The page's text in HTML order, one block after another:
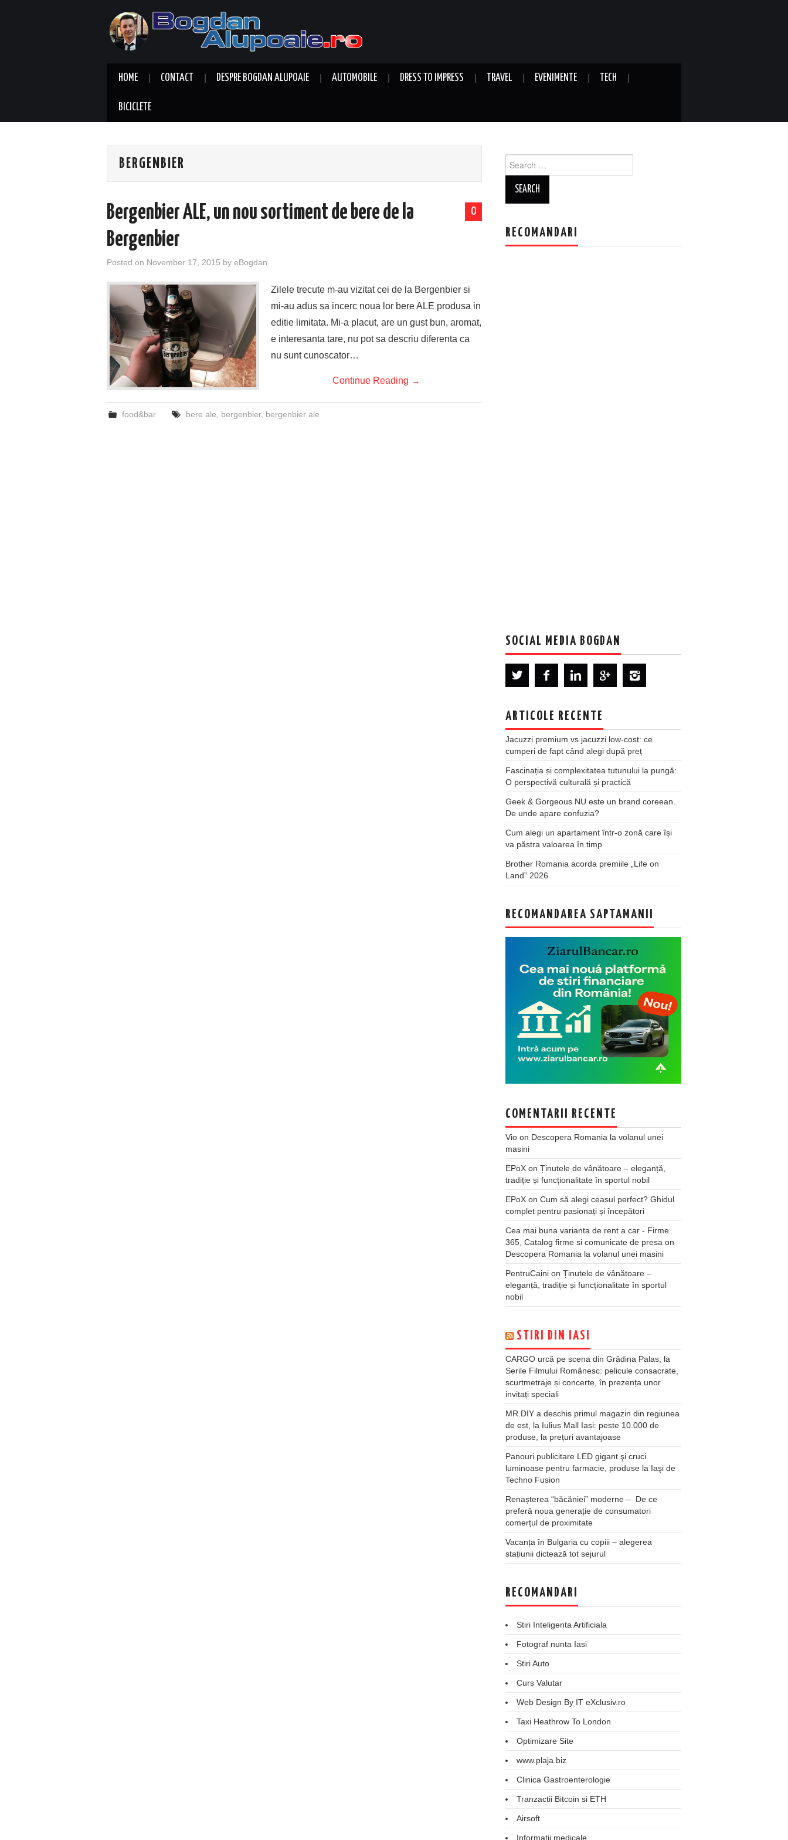
HOME CONTACT DESPRE BOGDAN ALUPOAIE AUTOMOBILE DRESS TO IMPRESS TRAVEL EVENIMENTE TECH
BICICLETE
BERGENBIER
0
Bergenbier ALE, un nou sortiment de bere de la
Bergenbier
Posted on November 17, 2015 by eBogdan
Zilele trecute m-au vizitat cei de la Bergenbier si
mi-au adus sa incerc noua lor bere ALE produsa in
editie limitata. Mi-a placut, are un gust bun, aromat,
e interesanta tare, nu pot sa descriu diferenta ca
nu sunt cunoscator…
Continue Reading →
food&bar bere ale bergenbier, bergenbier ale
for:
RECOMANDARI
SOCIAL MEDIA BOGDAN
ARTICOLE RECENTE
Jacuzzi premium vs jacuzzi low-cost: ce
cumperi de fapt când alegi după preț
Fascinația și complexitatea tutunului la pungă:
O perspectivă culturală și practică
Geek & Gorgeous NU este un brand coreean.
De unde apare confuzia?
Cum alegi un apartament într-o zonă care își
va păstra valoarea în timp
Brother Romania acorda premiile „Life on
Land” 2026
RECOMANDAREA SAPTAMANII
COMENTARII RECENTE
Vio on Descopera Romania la volanul unei
masini
EPoX on Ținutele de vânătoare – eleganță,
tradiție și funcționalitate în sportul nobil
EPoX on Cum să alegi ceasul perfect? Ghidul
complet pentru pasionați și începători
Cea mai buna varianta de rent a car - Firme
365, Catalog firme si comunicate de presa on
Descopera Romania la volanul unei masini
PentruCaini on Ținutele de vânătoare –
eleganță, tradiție și funcționalitate în sportul
nobil
STIRI DIN IASI
CARGO urcă pe scena din Grădina Palas, la
Serile Filmului Românesc: pelicule consacrate,
scurtmetraje și concerte, în prezența unor
invitați speciali
MR.DIY a deschis primul magazin din regiunea
de est, la Iulius Mall Iași: peste 10.000 de
produse, la prețuri avantajoase
Panouri publicitare LED gigant şi cruci
luminoase pentru farmacie, produse la Iaşi de
Techno Fusion
Renașterea “băcăniei” moderne – De ce
preferă noua generație de consumatori
comerțul de proximitate
Vacanța în Bulgaria cu copiii – alegerea
stațiunii dictează tot sejurul
RECOMANDARI
Stiri Inteligenta Artificiala
Fotograf nunta Iasi
Stiri Auto
Curs Valutar
Web Design By IT eXclusiv.ro
Taxi Heathrow To London
Optimizare Site
www.plaja.biz
Clinica Gastroenterologie
Tranzactii Bitcoin si ETH
Airsoft
Informatii medicale